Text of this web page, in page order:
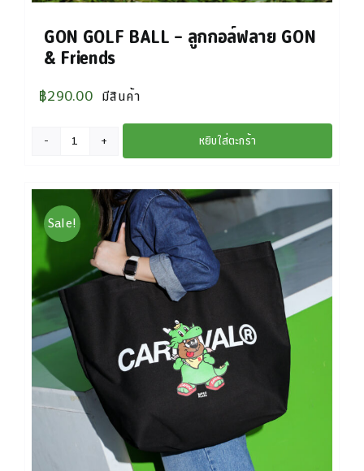
GON GOLF BALL – ลูกกอล์ฟลาย GON
& Friends
฿290.00 มีสินค้า
จำนวน
GOLF
BALL
-
กอล์ฟ
ลาย
&
Friends
ชิ้น
หยิบใส่ตะกร้า
Sale!